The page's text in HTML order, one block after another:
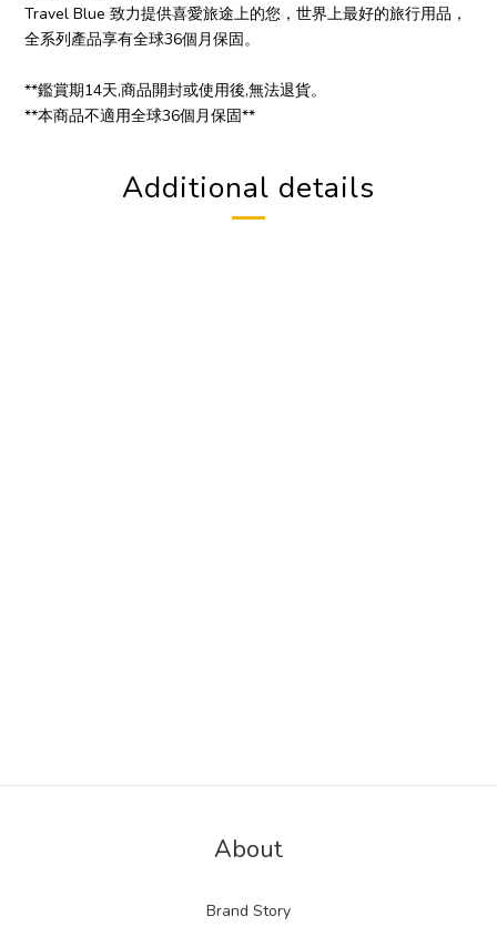
Travel Blue 致力提供喜愛旅途上的您，世界上最好的旅行用品，
全系列產品享有全球36個月保固。
**鑑賞期14天,商品開封或使用後,無法退貨。
**本商品不適用全球36個月保固**
Additional details
About
Brand Story